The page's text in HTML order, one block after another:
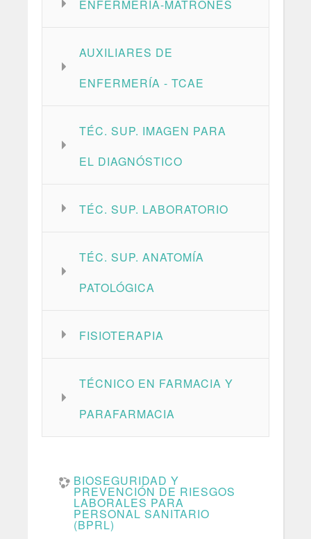
ENFERMERÍA-MATRONES
AUXILIARES DE
ENFERMERÍA - TCAE
TÉC. SUP. IMAGEN PARA
EL DIAGNÓSTICO
TÉC. SUP. LABORATORIO
TÉC. SUP. ANATOMÍA
PATOLÓGICA
FISIOTERAPIA
TÉCNICO EN FARMACIA Y
PARAFARMACIA
BIOSEGURIDAD Y
PREVENCIÓN DE RIESGOS
LABORALES PARA
PERSONAL SANITARIO
(BPRL)